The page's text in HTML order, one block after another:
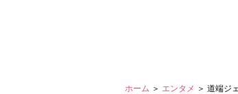
ホーム ＞ エンタメ ＞ 道端ジ